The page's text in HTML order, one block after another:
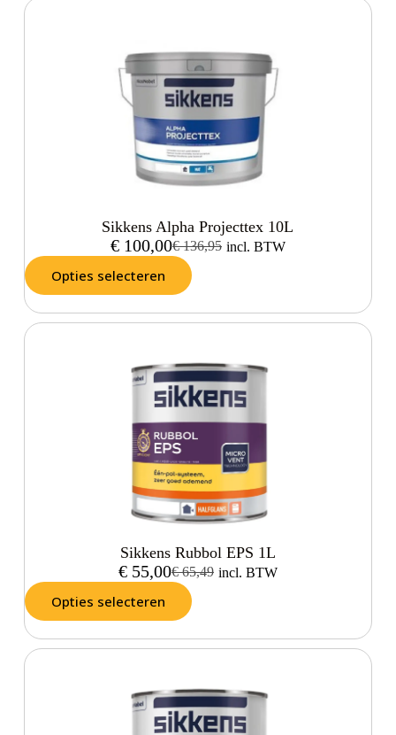
Sikkens Alpha Projecttex 10L
€136,95
€100,00 incl. BTW
Opties selecteren
Sikkens Rubbol EPS 1L
€65,49
€55,00 incl. BTW
Opties selecteren